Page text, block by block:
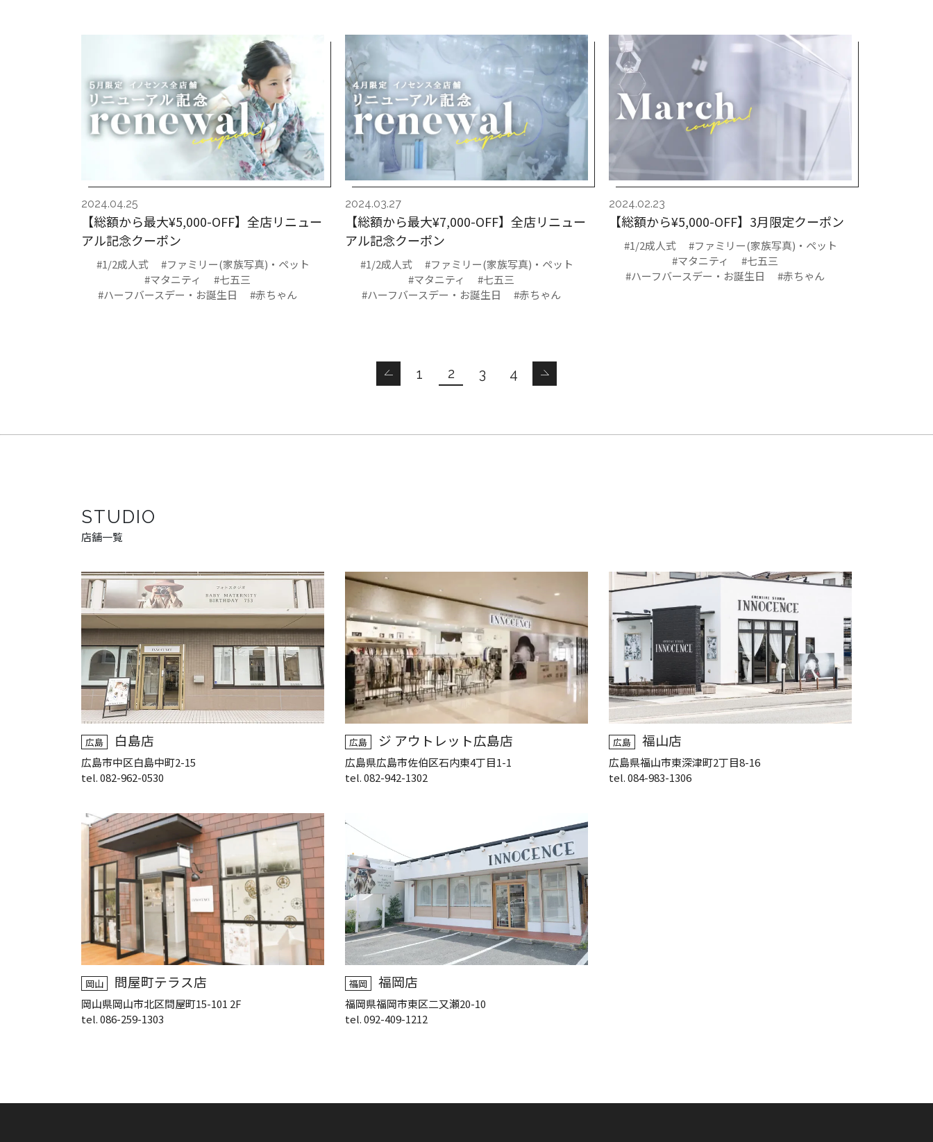
2024.04.25
【総額から最大¥5,000-OFF】全店リニュー
アル記念クーポン
#1/2成人式
#ファミリー(家族写真)・ペット
#マタニティ
#七五三
#ハーフバースデー・お誕生日
#赤ちゃん
2024.03.27
【総額から最大¥7,000-OFF】全店リニュー
アル記念クーポン
#1/2成人式
#ファミリー(家族写真)・ペット
#マタニティ
#七五三
#ハーフバースデー・お誕生日
#赤ちゃん
2024.02.23
【総額から¥5,000-OFF】3月限定クーポン
#1/2成人式
#ファミリー(家族写真)・ペット
#マタニティ
#七五三
#ハーフバースデー・お誕生日
#赤ちゃん
1 2 3 4
STUDIO
店舗一覧
広島 白島店
広島市中区白島中町2-15
tel. 082-962-0530
広島 ジ アウトレット広島店
広島県広島市佐伯区石内東4丁目1-1
tel. 082-942-1302
広島 福山店
広島県福山市東深津町2丁目8-16
tel. 084-983-1306
岡山 問屋町テラス店
岡山県岡山市北区問屋町15-101 2F
tel. 086-259-1303
福岡 福岡店
福岡県福岡市東区二又瀬20-10
tel. 092-409-1212